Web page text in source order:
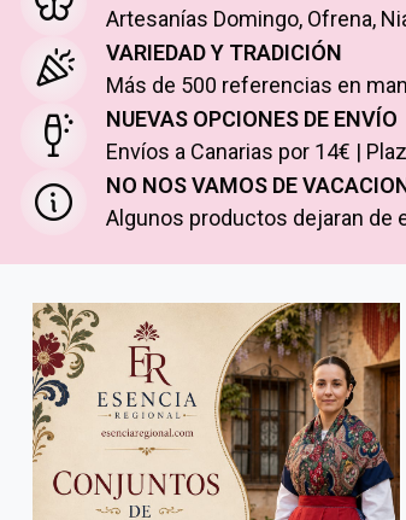
Artesanías Domingo, Ofrena,
VARIEDAD Y TRADICIÓN
Más de 500 referencias en
NUEVAS OPCIONES DE ENVÍO
Envíos a Canarias por 14€ |
NO NOS VAMOS DE
Algunos productos dejaran de